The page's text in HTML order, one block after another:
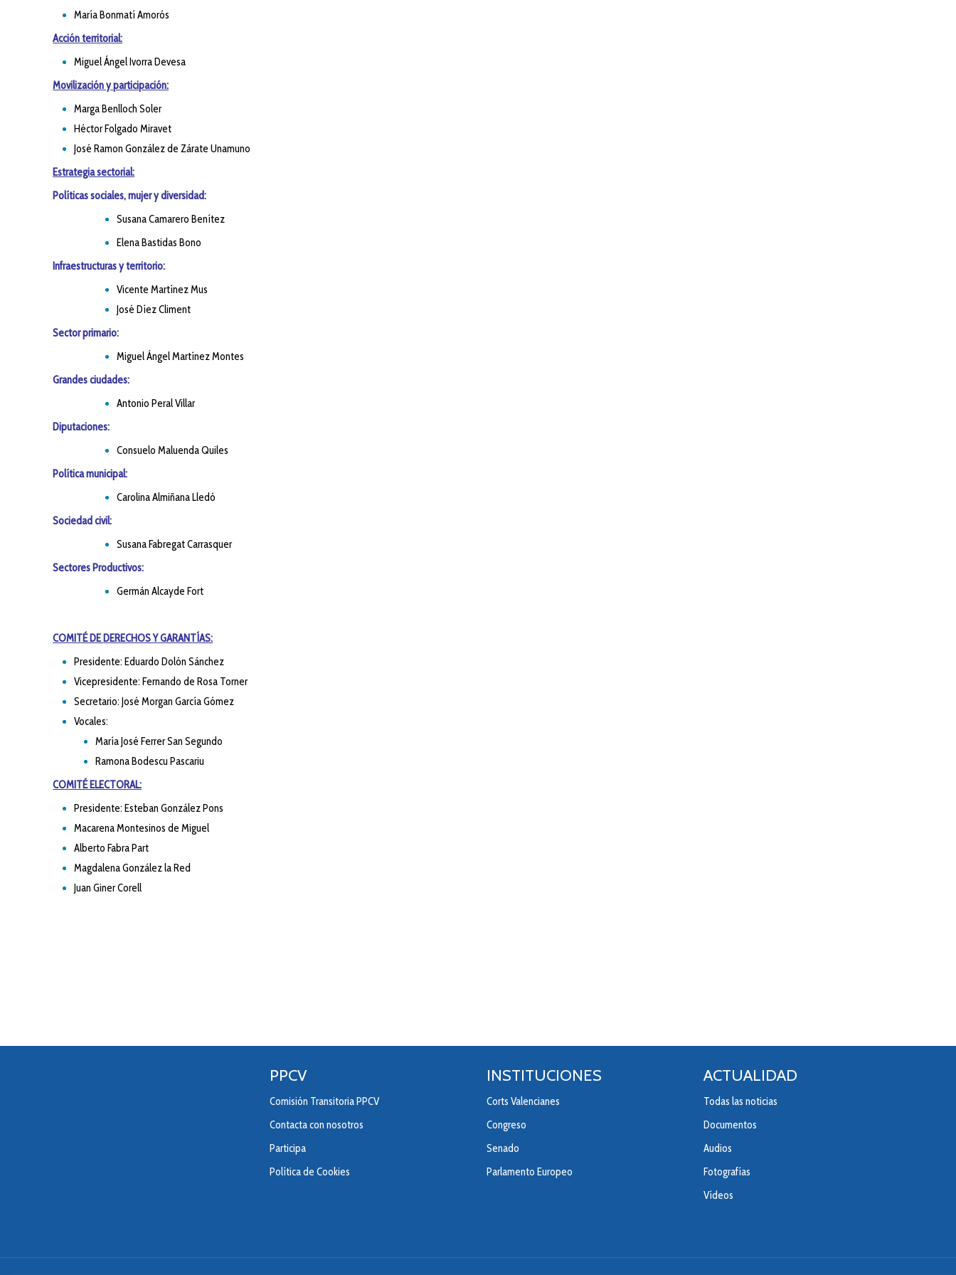
María Bonmatí Amorós
Acción territorial:
Miguel Ángel Ivorra Devesa
Movilización y participación:
Marga Benlloch Soler
Héctor Folgado Miravet
José Ramon González de Zárate Unamuno
Estrategia sectorial:
Políticas sociales, mujer y diversidad:
Susana Camarero Benítez
Elena Bastidas Bono
Infraestructuras y territorio:
Vicente Martínez Mus
José Díez Climent
Sector primario:
Miguel Ángel Martínez Montes
Grandes ciudades:
Antonio Peral Villar
Diputaciones:
Consuelo Maluenda Quiles
Política municipal:
Carolina Almiñana Lledó
Sociedad civil:
Susana Fabregat Carrasquer
Sectores Productivos:
Germán Alcayde Fort
COMITÉ DE DERECHOS Y GARANTÍAS:
Presidente: Eduardo Dolón Sánchez
Vicepresidente: Fernando de Rosa Torner
Secretario: José Morgan García Gómez
Vocales:
María José Ferrer San Segundo
Ramona Bodescu Pascariu
COMITÉ ELECTORAL:
Presidente: Esteban González Pons
Macarena Montesinos de Miguel
Alberto Fabra Part
Magdalena González la Red
Juan Giner Corell
PPCV
Comisión Transitoria PPCV
Contacta con nosotros
Participa
Política de Cookies
INSTITUCIONES
Corts Valencianes
Congreso
Senado
Parlamento Europeo
ACTUALIDAD
Todas las noticias
Documentos
Audios
Fotografías
Vídeos